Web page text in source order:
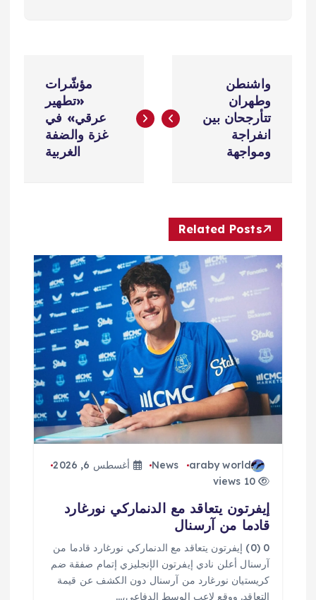
ص
م
ت
واشنطن
وطهران
تتأرجحان بين
انفراجة
ومواجهة
مؤشّرات
«تطهير
عرقي» في
غزة والضفة
الغربية
Related Posts
araby world
News
أغسطس 6, 2026
10 views
إيفرتون يتعاقد مع الدنماركي نورغارد
قادما من آرسنال
0 (0) إيفرتون يتعاقد مع الدنماركي نورغارد قادما من
آرسنال أعلن نادي إيفرتون الإنجليزي إتمام صفقة ضم
كريستيان نورغارد من آرسنال دون الكشف عن قيمة
التعاقد. ووقع لاعب الوسط الدفاعي،…